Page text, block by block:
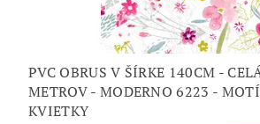
PVC OBRUS V ŠÍRKE 140CM -
METROV - MODERNO 6223 -
KVIETKY